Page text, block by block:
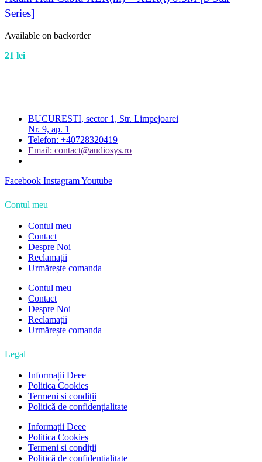
Series]
Available on backorder
21 lei
BUCURESTI, sector 1, Str. Limpejoarei
Nr. 9, ap. 1
Telefon: +40728320419
Email: contact@audiosys.ro
Facebook InstagramYoutube
Contul meu
Contul meu
Contact
Despre Noi
Reclamații
Urmărește comanda
Contul meu
Contact
Despre Noi
Reclamații
Urmărește comanda
Legal
Informații Deee
Politica Cookies
Termeni si condiții
Politică de confidențialitate
Informații Deee
Politica Cookies
Termeni si condiții
Politică de confidențialitate